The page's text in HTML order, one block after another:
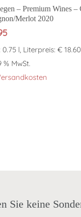
In den Warenkorb
– Premium Wines –
Merlot 2020
l, Literpreis: € 18.60
% MwSt.
Sie keine